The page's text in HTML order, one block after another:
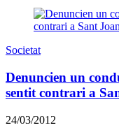
Societat
Denuncien un
sentit contrari a
24/03/2012